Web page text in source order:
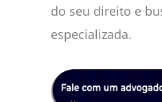
do seu direito e
especializada.